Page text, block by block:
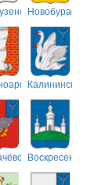
Новобурасский
Калининский
Воскресенский